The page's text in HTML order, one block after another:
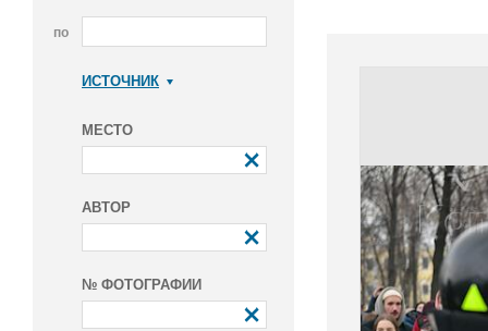
по
ИСТОЧНИК
МЕСТО
АВТОР
№ ФОТОГРАФИИ